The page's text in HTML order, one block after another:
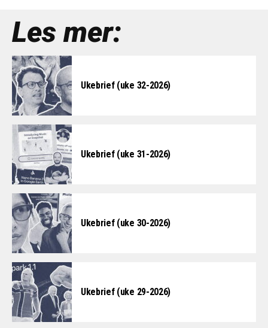
Les mer:
Ukebrief (uke 32-2026)
Ukebrief (uke 31-2026)
Ukebrief (uke 30-2026)
Ukebrief (uke 29-2026)